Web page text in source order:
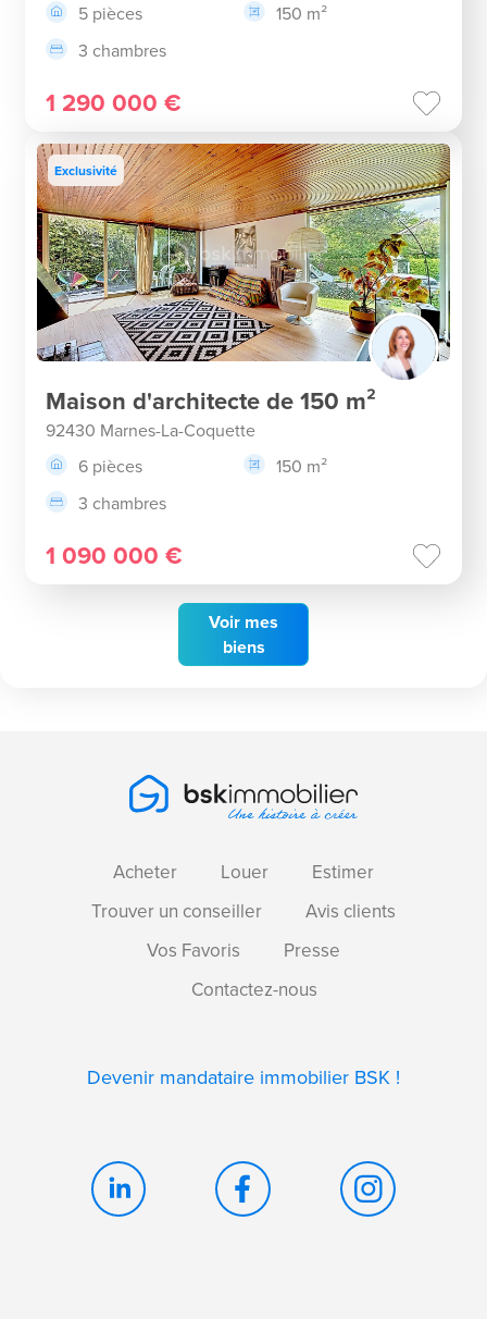
Voir mes
biens
5 pièces
150 m²
3 chambres
1 290 000 €
Exclusivité
Maison d'architecte de 150 m²
92430 Marnes-La-Coquette
6 pièces
150 m²
3 chambres
1 090 000 €
Acheter Louer
Estimer
Trouver un conseiller
Avis clients
Vos Favoris
Presse
Contactez-nous
Devenir mandataire immobilier BSK !